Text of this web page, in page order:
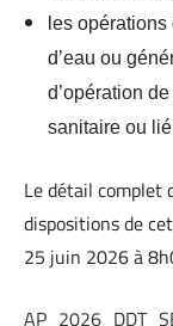
les
d’eau ou
d’opération
sanitaire ou
Le détail complet
dispositions de
25 juin 2026à